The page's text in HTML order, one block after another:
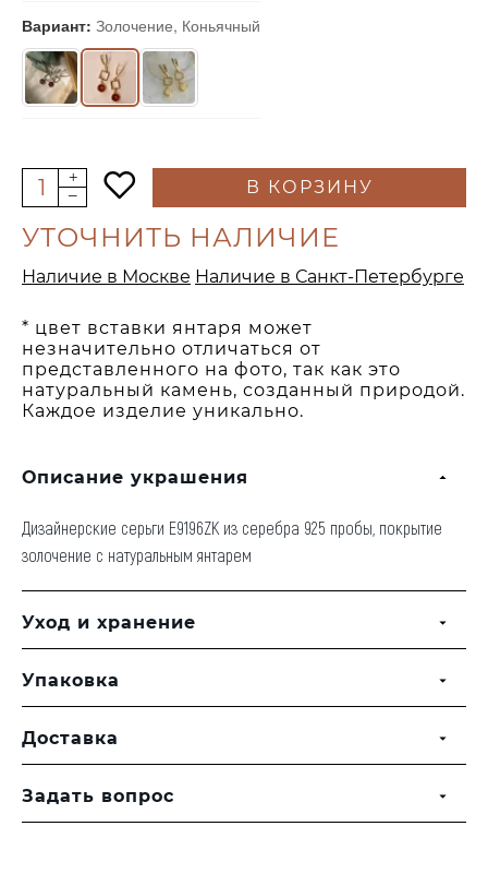
Вариант: Золочение, Коньячный
В КОРЗИНУ
* цвет вставки янтаря может
незначительно отличаться от
представленного на фото, так как это
натуральный камень, созданный природой.
Каждое изделие уникально.
Описание украшения
Дизайнерские серьги E9196ZK из серебра 925 пробы, покрытие
золочение с натуральным янтарем
Уход и хранение
Упаковка
Доставка
Задать вопрос
УТОЧНИТЬ НАЛИЧИЕ
Наличие в Москве Наличие в Санкт-Петербурге